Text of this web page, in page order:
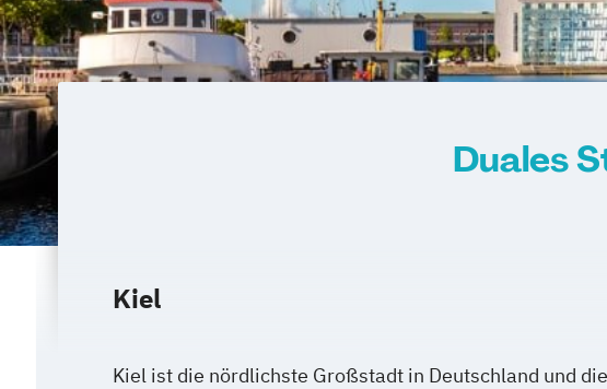
Duales
Kiel
Kiel ist die nördlichste Großstadt in Deutschland und die